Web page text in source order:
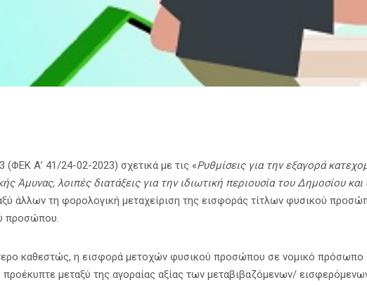
(ΦΕΚ Α’ 41/24-02-2023) σχετικά με τις «Ρυθμίσεις για την εξαγορά
Άμυνας, λοιπές διατάξεις για την ιδιωτική περιουσία του Δημοσίου
άλλων τη φορολογική μεταχείριση της εισφοράς τίτλων φυσικού
προσώπου.
καθεστώς, η εισφορά μετοχών φυσικού προσώπου σε νομικό πρόσωπο
μεταξύ της αγοραίας αξίας των μεταβιβαζόμενων/